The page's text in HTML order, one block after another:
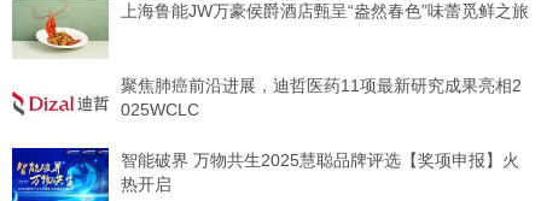
上海鲁能JW万豪侯爵酒店甄呈“盎然春色”味蕾觅鲜之旅
聚焦肺癌前沿进展，迪哲医药11项最新研究成果亮相2
025WCLC
智能破界 万物共生2025慧聪品牌评选【奖项申报】火
热开启